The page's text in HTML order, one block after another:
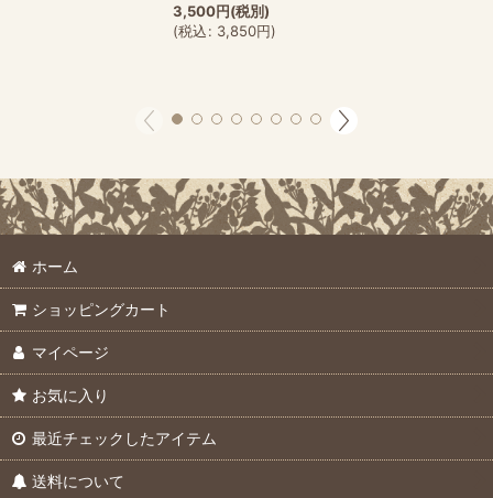
3,500円(税別)
(税込: 3,850円)
ホーム
ショッピングカート
マイページ
お気に入り
最近チェックしたアイテム
送料について